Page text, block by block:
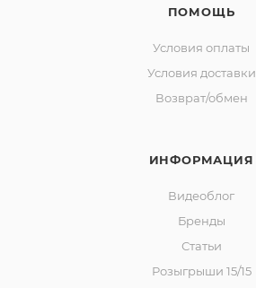
ПОМОЩЬ
Условия оплаты
Условия доставки
Возврат/обмен
ИНФОРМАЦИЯ
Видеоблог
Бренды
Статьи
Розыгрыши 15/15